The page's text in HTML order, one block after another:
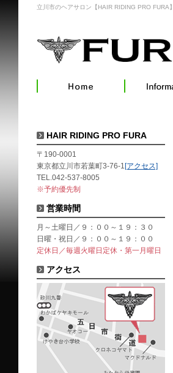
立川市のヘアサロン【HAIR RIDING PRO FURA】
HAIR RIDING PRO FURA
〒190-0001
東京都立川市若葉町3-76-1 [アクセス]
TEL.042-537-8005
※予約優先制
営業時間
月～土曜日／９：００～１９：３０
日曜・祝日／９：００～１９：００
定休日／毎週火曜日定休・第一月曜日
アクセス